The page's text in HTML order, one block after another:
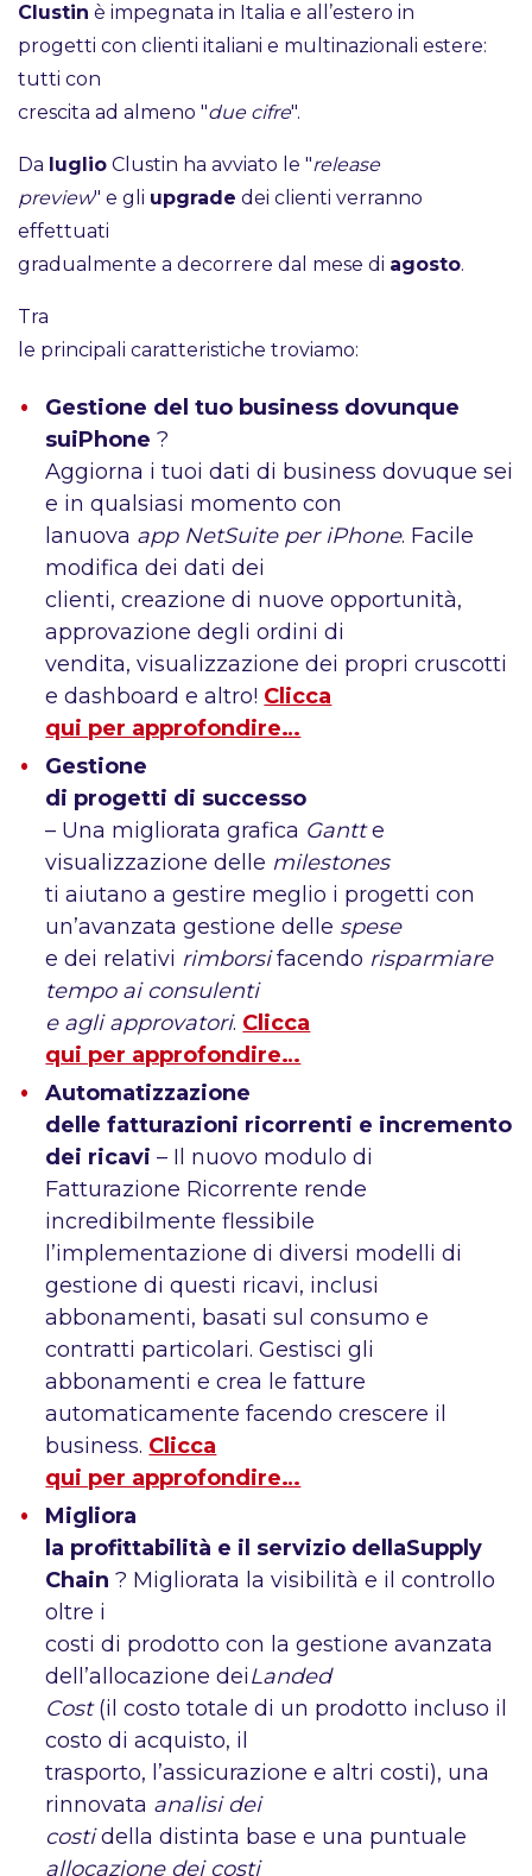
Clustin è impegnata in Italia e all’estero in
progetti con clienti italiani e multinazionali estere:
tutti con
crescita ad almeno "due cifre".
Da luglio Clustin ha avviato le "release
preview" e gli upgrade dei clienti verranno
effettuati
gradualmente a decorrere dal mese di agosto.
Tra
le principali caratteristiche troviamo:
Gestione del tuo business dovunque
suiPhone?
Aggiorna i tuoi dati di business dovuque sei
e in qualsiasi momento con
lanuova app NetSuite per iPhone. Facile
modifica dei dati dei
clienti, creazione di nuove opportunità,
approvazione degli ordini di
vendita, visualizzazione dei propri cruscotti
e dashboard e altro! Clicca
qui per approfondire…
Gestione
di progetti di successo
– Una migliorata grafica Gantte
visualizzazione delle milestones
ti aiutano a gestire meglio i progetti con
un’avanzata gestione delle spese
e dei relativi rimborsifacendo risparmiare
tempo ai consulenti
e agli approvatori. Clicca
qui per approfondire…
Automatizzazione
delle fatturazioni ricorrenti e incremento
dei ricavi – Il nuovo modulo di
Fatturazione Ricorrente rende
incredibilmente flessibile
l’implementazione di diversi modelli di
gestione di questi ricavi, inclusi
abbonamenti, basati sul consumo e
contratti particolari. Gestisci gli
abbonamenti e crea le fatture
automaticamente facendo crescere il
business. Clicca
qui per approfondire…
Migliora
la profittabilità e il servizio dellaSupply
Chain ? Migliorata la visibilità e il controllo
oltre i
costi di prodotto con la gestione avanzata
dell’allocazione deiLanded
Cost(il costo totale di un prodotto incluso il
costo di acquisto, il
trasporto, l’assicurazione e altri costi), una
rinnovata analisi dei
costidella distinta base e una puntuale
allocazione dei costi